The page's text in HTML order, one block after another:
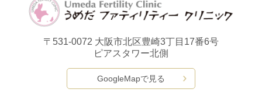
〒531-0072 大阪市北区豊崎3丁目17番6号
ピアスタワー北側
GoogleMapで見る